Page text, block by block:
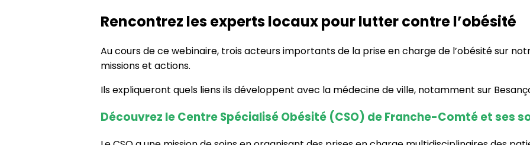
Rencontrez les experts locaux pour lutter contre l’obésité
Au cours de ce webinaire, trois acteurs importants de la prise en charge de l’obésité sur
missions et actions.
Ils expliqueront quels liens ils développent avec la médecine de ville, notamment sur
Découvrez le Centre Spécialisé Obésité (CSO) de Franche-Comté et ses